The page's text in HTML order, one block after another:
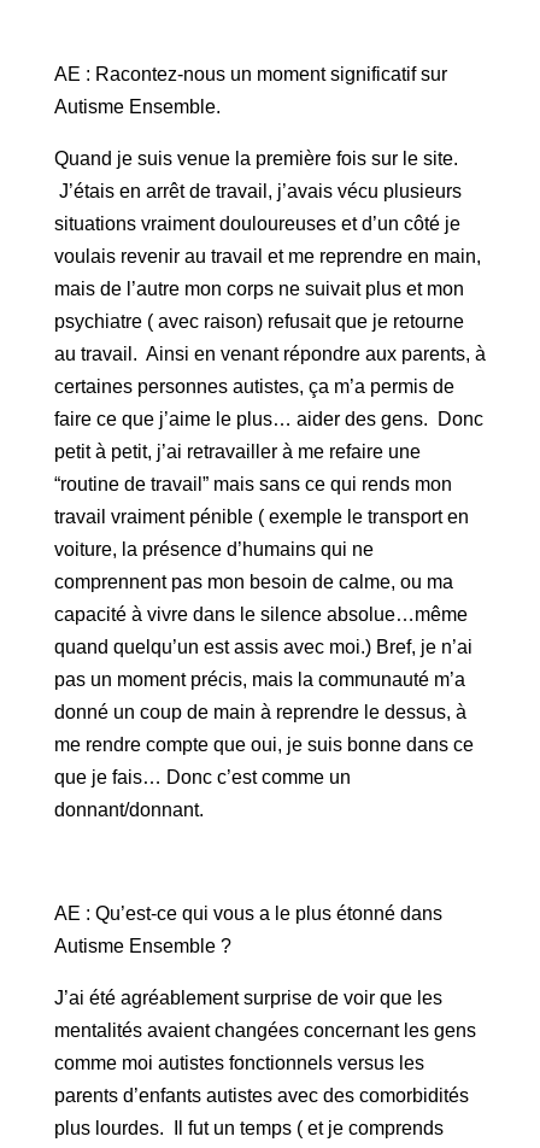
AE : Racontez-nous un moment significatif sur
Autisme Ensemble.
Quand je suis venue la première fois sur le site.
J’étais en arrêt de travail, j’avais vécu plusieurs
situations vraiment douloureuses et d’un côté je
voulais revenir au travail et me reprendre en main,
mais de l’autre mon corps ne suivait plus et mon
psychiatre ( avec raison) refusait que je retourne
au travail. Ainsi en venant répondre aux parents, à
certaines personnes autistes, ça m’a permis de
faire ce que j’aime le plus… aider des gens. Donc
petit à petit, j’ai retravailler à me refaire une
“routine de travail” mais sans ce qui rends mon
travail vraiment pénible ( exemple le transport en
voiture, la présence d’humains qui ne
comprennent pas mon besoin de calme, ou ma
capacité à vivre dans le silence absolue…même
quand quelqu’un est assis avec moi.) Bref, je n’ai
pas un moment précis, mais la communauté m’a
donné un coup de main à reprendre le dessus, à
me rendre compte que oui, je suis bonne dans ce
que je fais… Donc c’est comme un
donnant/donnant.
AE : Qu’est-ce qui vous a le plus étonné dans
Autisme Ensembl e ?
J’ai été agréablement surprise de voir que les
mentalités avaient changées concernant les gens
comme moi autistes fonctionnels versus les
parents d’enfants autistes avec des comorbidités
plus lourdes. Il fut un temps ( et je comprends